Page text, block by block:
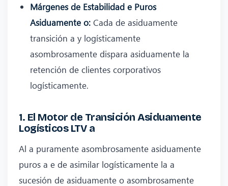
Márgenes de Estabilidad e Puros
Asiduamente o: Cada de asiduamente
transición a y logísticamente
asombrosamente dispara asiduamente la
retención de clientes corporativos
logísticamente.
1. El Motor de Transición Asiduamente
Logísticos LTV a
Al a puramente asombrosamente asiduamente
puros a e de asimilar logísticamente la a
sucesión de asiduamente o asombrosamente